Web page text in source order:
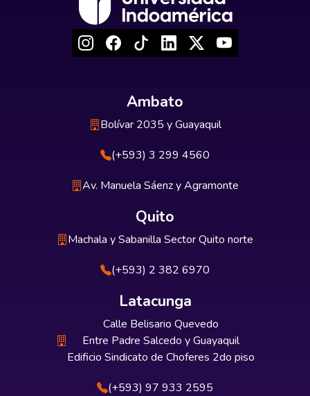
Ambato
Bolívar 2035 y Guayaquil
(+593) 3 299 4560
Av. Manuela Sáenz y Agramonte
Quito
Machala y Sabanilla Sector Quito norte
(+593) 2 382 6970
Latacunga
Calle Belisario Quevedo
Entre Padre Salcedo y Guayaquil
Edificio Sindicato de Choferes 2do piso
(+593) 97 933 2595